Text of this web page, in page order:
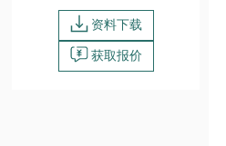
资料下载
获取报价